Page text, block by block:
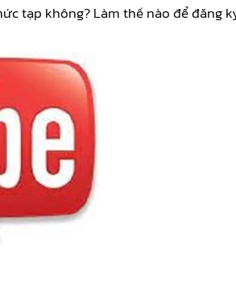
tạp không? Làm thế nào để đăng